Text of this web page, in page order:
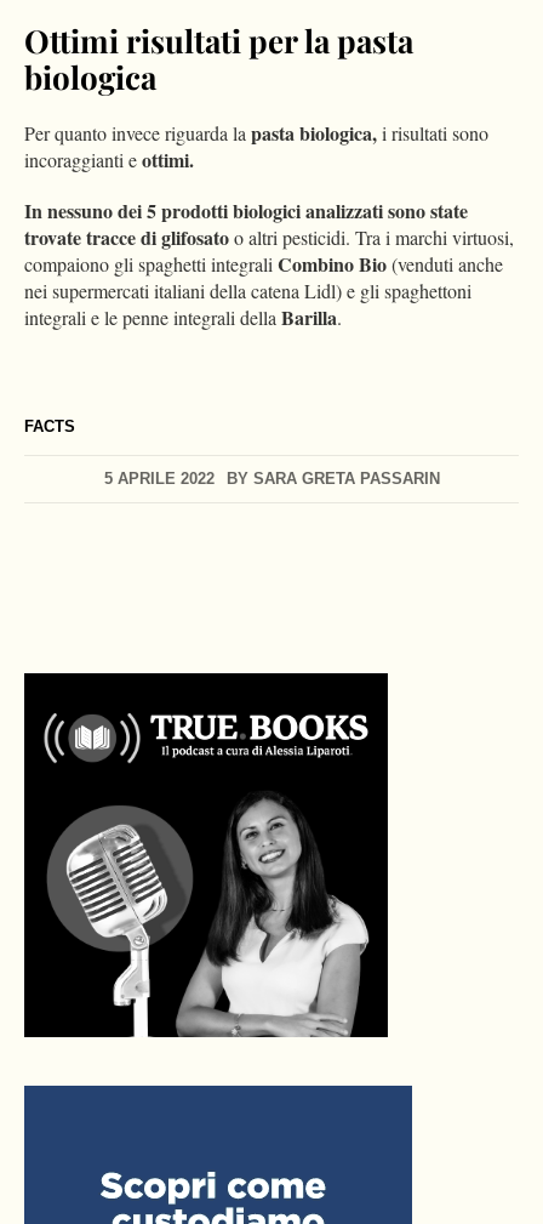
FACTS
5 APRILE 2022 BY SARA GRETA PASSARIN
Ottimi risultati per la pasta
biologica
Per quanto invece riguarda lapasta biologica,i risultati sono
incoraggianti eottimi.
In nessuno dei 5 prodotti biologici analizzati sono state
trovate tracce di glifosatoo altri pesticidi. Tra i marchi virtuosi,
compaiono gli spaghetti integraliCombino Bio(venduti anche
nei supermercati italiani della catena Lidl) e gli spaghettoni
integrali e le penne integrali dellaBarilla.